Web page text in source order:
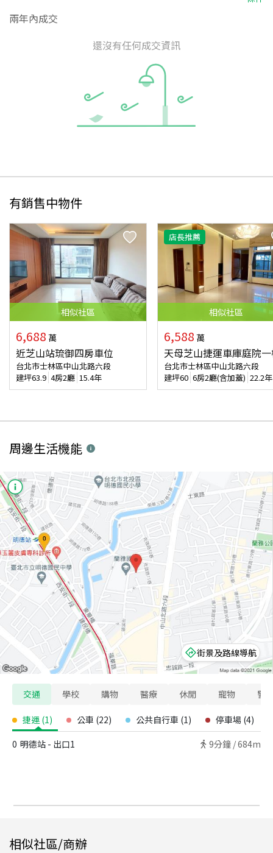
兩年內成交
還沒有任何成交資訊
有銷售中物件
相似社區
6,688 萬
近芝山站琉御四房車位
台北市士林區中山北路六段
建坪63.9 4房2廳 15.4年
店長推薦
相似社區
6,588 萬
天母芝山捷運車庫庭院
台北市士林區中山北路六段
建坪60 6房2廳(含加蓋) 22.2年
周邊生活機能
街景及路線導航
交通 學校 購物 醫療 休閒 寵物 警
捷運 (1) 公車 (22) 公共自行車 (1) 停車場 (4)
0 明德站 - 出口1 9分鐘 /684m
相似社區/商辦